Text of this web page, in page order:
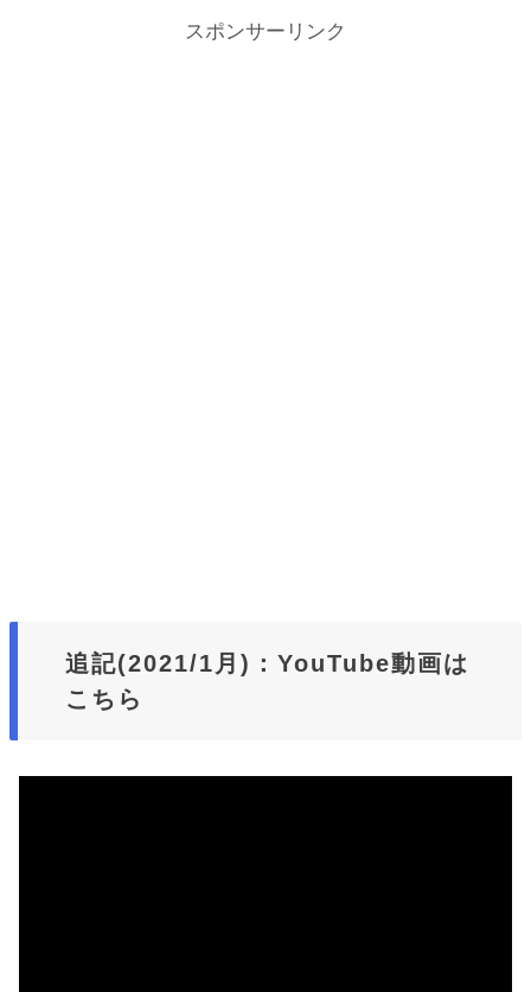
スポンサーリンク
追記(2021/1月)：YouTube動画は
こちら